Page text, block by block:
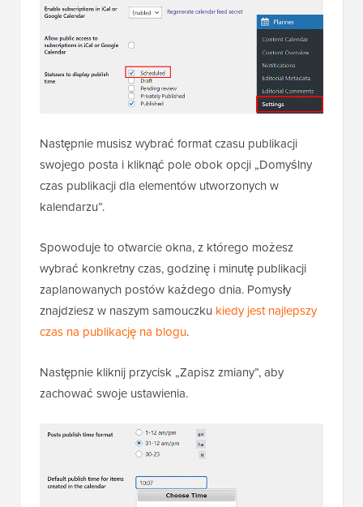
Następnie musisz wybrać format czasu publikacji
swojego posta i kliknąć pole obok opcji „Domyślny
czas publikacji dla elementów utworzonych w
kalendarzu”.
Spowoduje to otwarcie okna, z którego możesz
wybrać konkretny czas, godzinę i minutę publikacji
zaplanowanych postów każdego dnia. Pomysły
znajdziesz w naszym samouczku kiedy jest najlepszy
czas na publikację na blogu.
Następnie kliknij przycisk „Zapisz zmiany”, aby
zachować swoje ustawienia.